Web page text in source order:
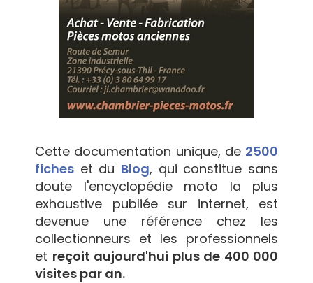
Cette documentation unique, de 2500
fiches et du Blog, qui constitue sans
doute l'encyclopédie moto la plus
exhaustive publiée sur internet, est
devenue une référence chez les
collectionneurs et les professionnels
et reçoit aujourd'hui plus de 400 000
visites par an.